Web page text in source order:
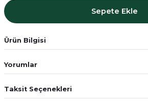
Sepete Ekle
Ürün Bilgisi
Yorumlar
Taksit Seçenekleri